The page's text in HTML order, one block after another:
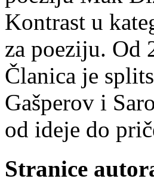
Kontrast u
za poeziju. Od
Članica je
Gašperov i
od ideje do
Stranice